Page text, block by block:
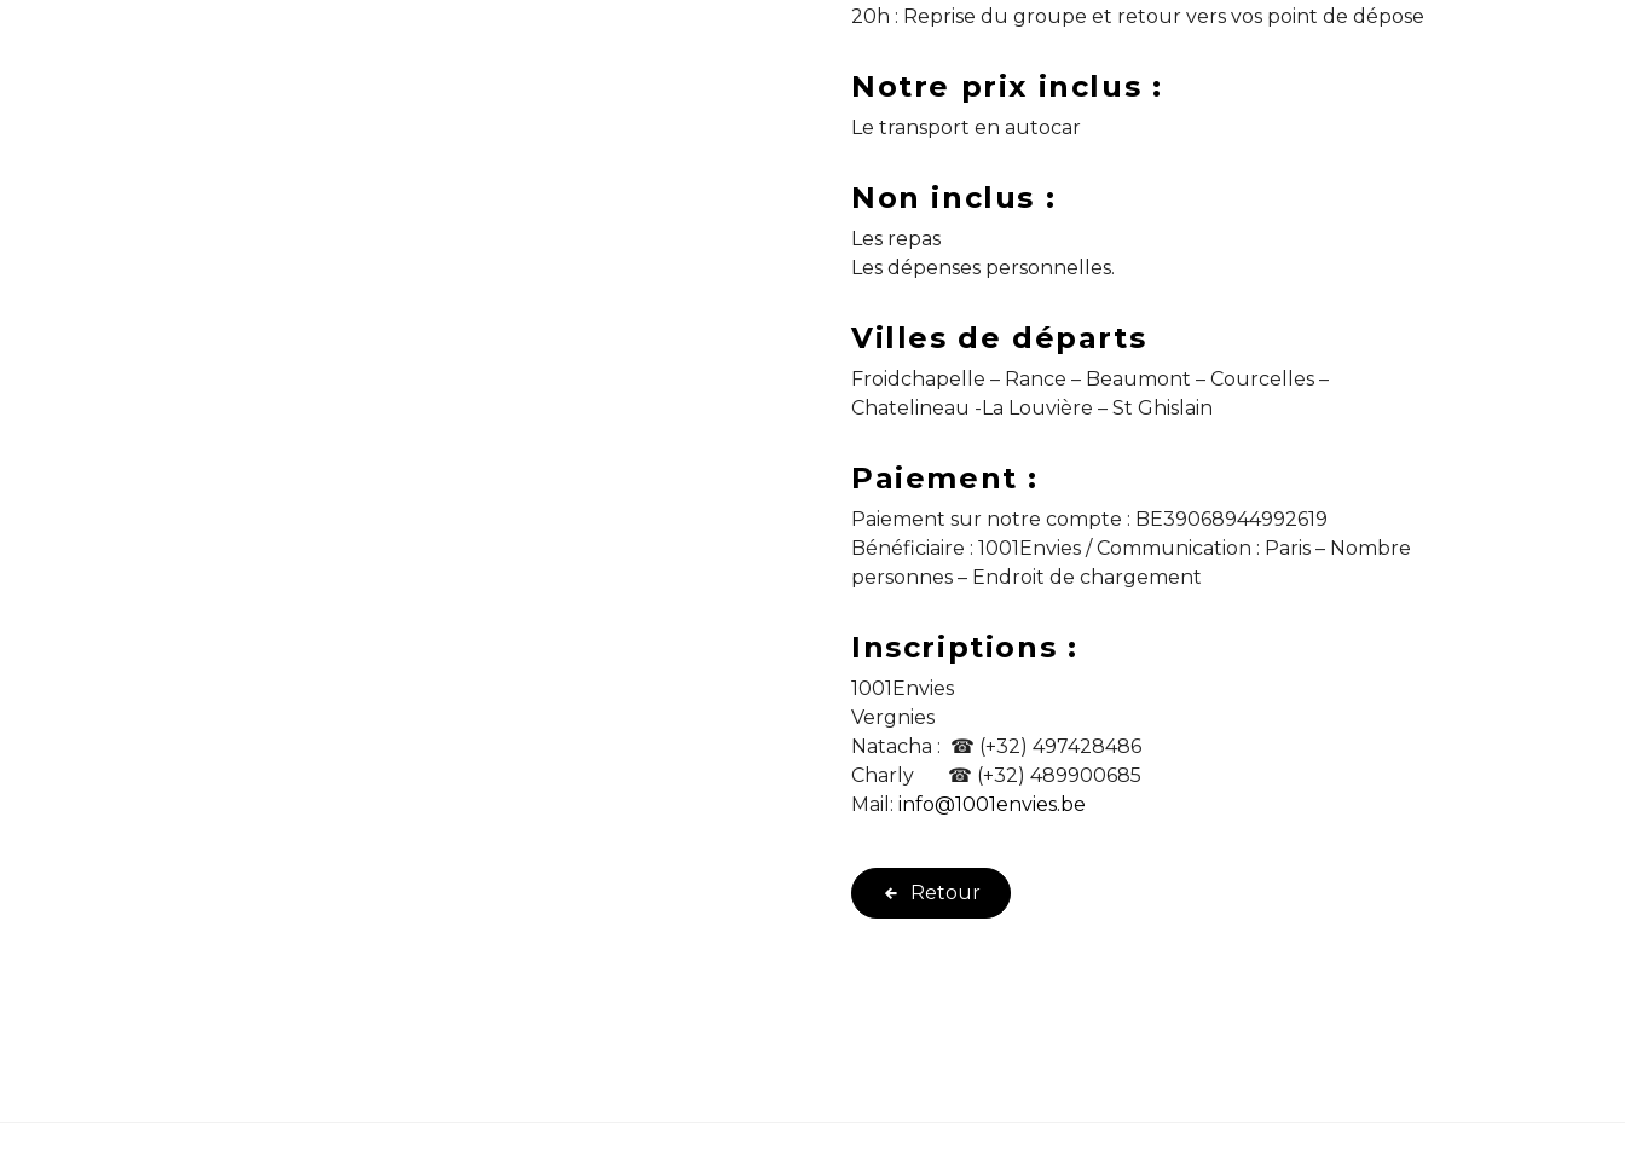
20h : Reprise du groupe et retour vers vos point de dépose
Notre prix inclus :
Le transport en autocar
Non inclus :
Les repas
Les dépenses personnelles.
Villes de départs
Froidchapelle – Rance – Beaumont – Courcelles –
Chatelineau -La Louvière – St Ghislain
Paiement :
Paiement sur notre compte : BE39068944992619
Bénéficiaire : 1001Envies / Communication : Paris – Nombre
personnes – Endroit de chargement
Inscriptions :
1001Envies
Vergnies
Natacha : ☎ (+32) 497428486
Charly ☎ (+32) 489900685
Mail: info@1001envies.be
Retour